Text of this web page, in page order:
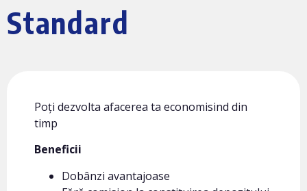
Standard
Poți dezvolta afacerea ta economisind din
timp
Beneficii
Dobânzi avantajoase